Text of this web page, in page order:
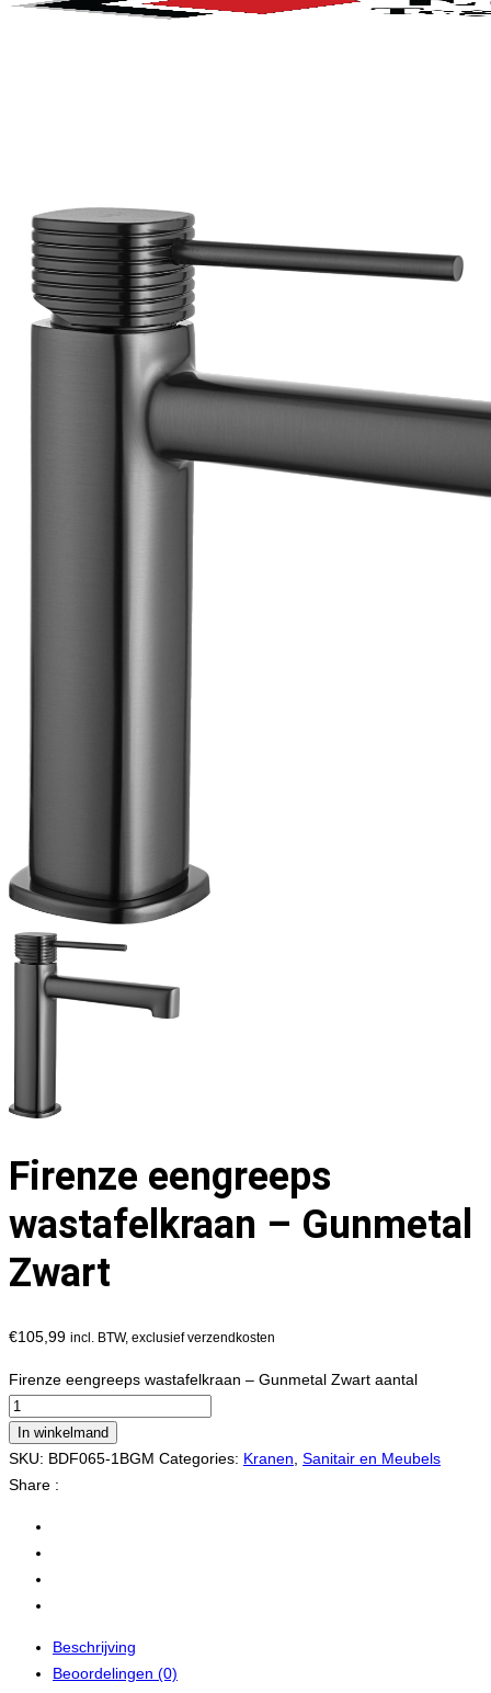
Firenze eengreeps
wastafelkraan – Gunmetal
Zwart
€105,99 incl. BTW, exclusief verzendkosten
Firenze eengreeps wastafelkraan – Gunmetal Zwart aantal
In winkelmand
SKU: BDF065-1BGM Categories: Kranen, Sanitair en Meubels
Share :
Beschrijving
Beoordelingen (0)